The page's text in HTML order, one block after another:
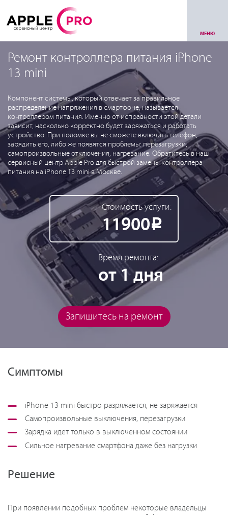
МЕНЮ
Ремонт контроллера питания iPhone
13 mini
Компонент системы, который отвечает за правильное
распределение напряжения в смартфоне, называется
контроллером питания. Именно от исправности этой детали
зависит, насколько корректно будет заряжаться и работать
устройство. При поломке вы не сможете включить телефон,
зарядить его, либо же появятся проблемы: перезагрузки,
самопроизвольные отключения, нагревание. Обратитесь в наш
сервисный центр Apple Pro для быстрой замены контроллера
питания на iPhone 13 mini в Москве.
Стоимость услуги:
11900Р
Время ремонта:
от 1 дня
Запишитесь на ремонт
Симптомы
iPhone 13 mini быстро разряжается, не заряжается
Самопроизвольные выключения, перезагрузки
Зарядка идет только в выключенном состоянии
Сильное нагревание смартфона даже без нагрузки
Решение
При появлении подобных проблем некоторые владельцы